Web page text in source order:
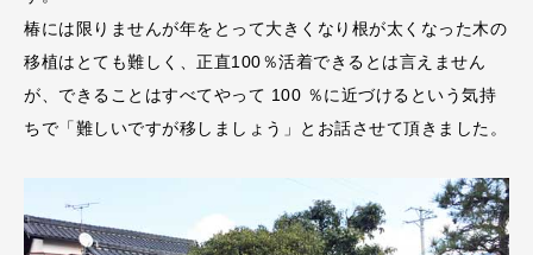
椿には限りませんが年をとって大きくなり根が太くなった木の
移植はとても難しく、正直100％活着できるとは言えません
が、できることはすべてやって 100 ％に近づけるという気持
ちで「難しいですが移しましょう」とお話させて頂きました。